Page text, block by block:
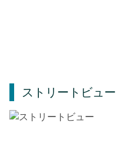
ストリートビュー